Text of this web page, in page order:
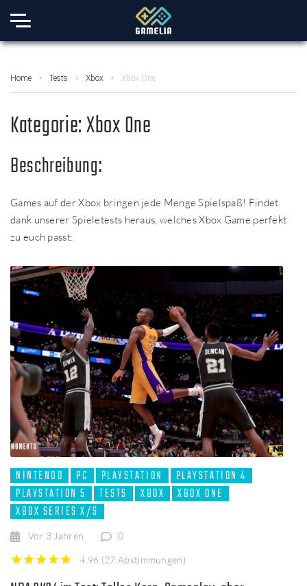
Home Tests Xbox Xbox One
Kategorie:Xbox One
Beschreibung:
Games auf der Xbox bringen jede Menge Spielspaß! Findet
dank unserer Spieletests heraus, welches Xbox Game perfekt
zu euch passt:
NINTENDO PC PLAYSTATION
PLAYSTATION 4
PLAYSTATION 5
TESTS XBOX
XBOX ONE
XBOX SERIES X/S
Vor 3 Jahren 0
4.96 (27 Abstimmungen)